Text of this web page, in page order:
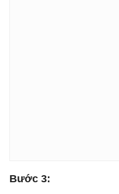
Bước 3: